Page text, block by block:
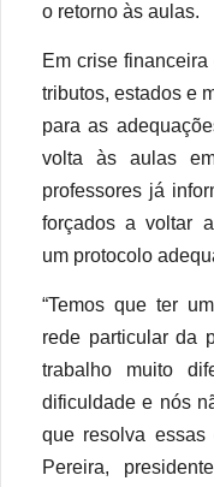
o retorno às aulas.
Em crise
tributos, estados e
para as
volta às aulas
professores já
forçados a voltar
um protocolo
“Temos que ter
rede particular da
trabalho muito
dificuldade e nós
que resolva essas
Pereira,